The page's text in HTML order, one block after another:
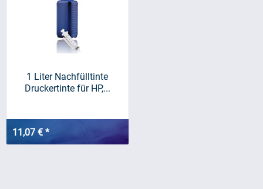
1 Liter Nachfülltinte
Druckertinte für HP,...
11,07 € *